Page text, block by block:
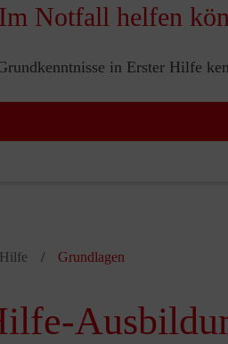
Notfall helfen
in Erster Hilfe
Grundlagen